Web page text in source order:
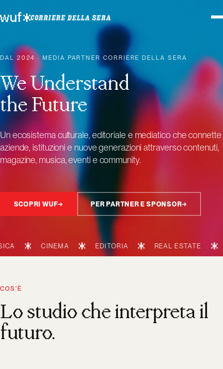
DAL 2024 · MEDIA PARTNER CORRIERE DELLA SERA
We Understand
the Future
Un ecosistema culturale, editoriale e mediatico che connette
aziende, istituzioni e nuove generazioni attraverso contenuti,
magazine, musica, eventi e community.
SCOPRI WUF→ PER PARTNER E SPONSOR→
CINEMA EDITORIA REAL ESTATE
COS’È
Lo studio che interpreta il
futuro.